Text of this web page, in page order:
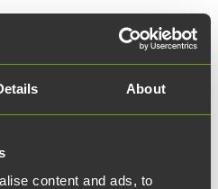
About
content and ads, to
pelkkä tila –
ratkaisevat